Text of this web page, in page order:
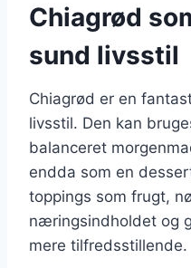
Chiagrød
sund livsstil
Chiagrød er en
livsstil. Den kan
balanceret
endda som en
toppings som frugt,
næringsindholdet og
mere tilfredsstillende.